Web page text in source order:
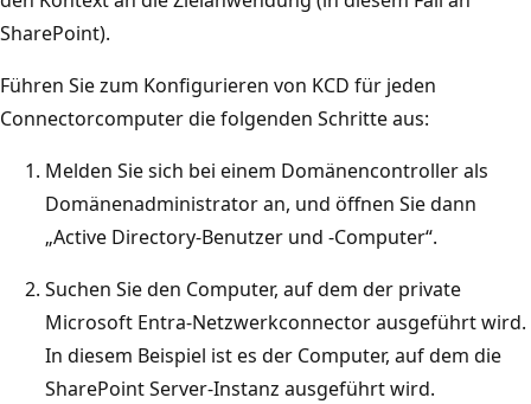
SharePoint).
Führen Sie zum Konfigurieren von KCD für jeden
Connectorcomputer die folgenden Schritte aus:
Melden Sie sich bei einem Domänencontroller als
Domänenadministrator an, und öffnen Sie dann
„Active Directory-Benutzer und -Computer“.
Suchen Sie den Computer, auf dem der private
Microsoft Entra-Netzwerkconnector ausgeführt wird.
In diesem Beispiel ist es der Computer, auf dem die
SharePoint Server-Instanz ausgeführt wird.